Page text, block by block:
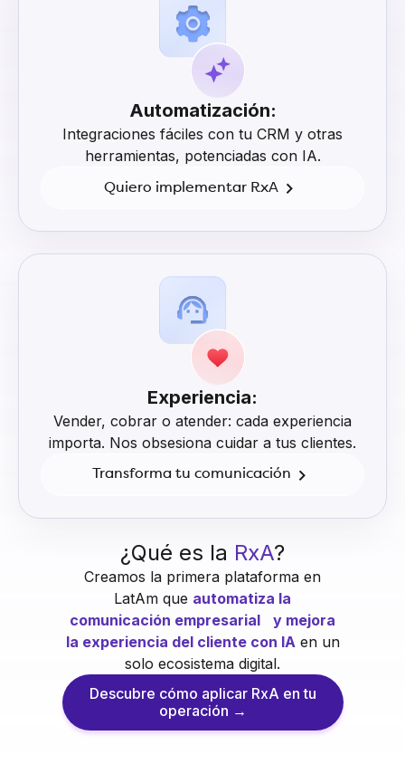
Automatización:
Integraciones fáciles con tu CRM y otras
herramientas, potenciadas con IA.
Quiero implementar RxA
Experiencia:
Vender, cobrar o atender: cada experiencia
importa. Nos obsesiona cuidar a tus clientes.
Transforma tu comunicación
¿Qué es la RxA?
Creamos la primera plataforma en
LatAm que automatiza la
comunicación empresarial y mejora
la experiencia del cliente con IA en un
solo ecosistema digital.
Descubre cómo aplicar RxA en tu
operación →